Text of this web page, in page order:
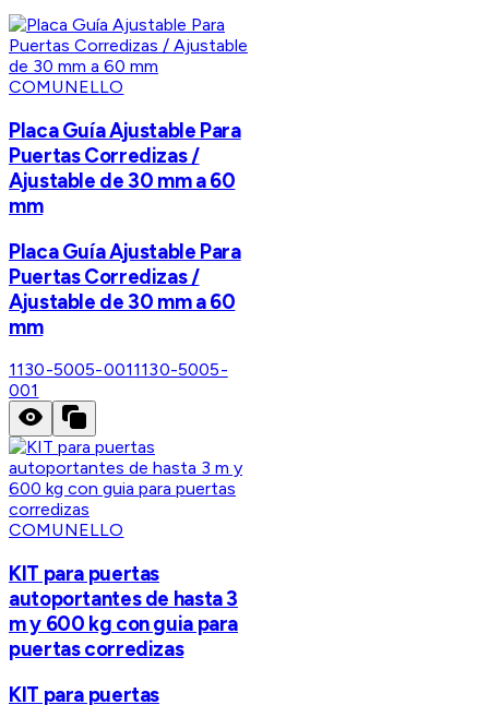
COMUNELLO
Placa Guía Ajustable Para
Puertas Corredizas /
Ajustable de 30 mm a 60
mm
Placa Guía Ajustable Para
Puertas Corredizas /
Ajustable de 30 mm a 60
mm
1130-5005-0011130-5005-
001
COMUNELLO
KIT para puertas
autoportantes de hasta 3
m y 600 kg con guia para
puertas corredizas
KIT para puertas